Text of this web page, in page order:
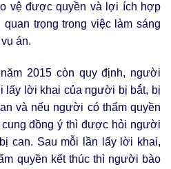
vệ được quyền và lợi ích hợp
trọng trong việc làm sáng
án.
2015 còn quy định, người
lấy lời khai của người bị bắt, bị
và nếu người có thẩm quyền
đồng ý thì được hỏi người
can. Sau mỗi lần lấy lời khai,
quyền kết thúc thì người bào